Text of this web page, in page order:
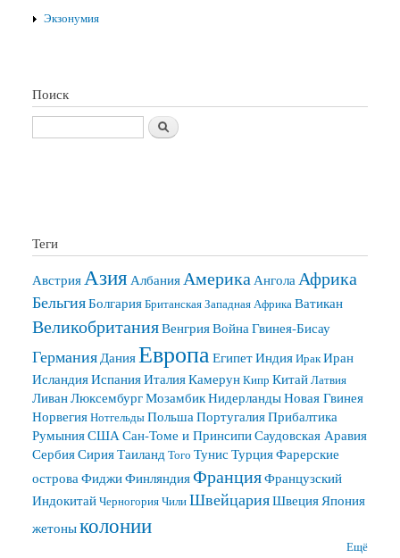
Экзонумия
Поиск
Теги
АвстрияАзия АлбанияАмерикаАнголаАфрика
БельгияБолгарияБританская Западная АфрикаВатикан
ВеликобританияВенгрияВойнаГвинея-Бисау
ГерманияДанияЕвропаЕгипетИндияИракИран
ИсландияИспанияИталияКамерунКипр КитайЛатвия
ЛиванЛюксембургМозамбикНидерландыНовая Гвинея
НорвегияНотгельдыПольшаПортугалияПрибалтика
РумынияСШАСан-Томе и ПринсипиСаудовская Аравия
СербияСирияТаиландТого ТунисТурцияФарерские
островаФиджиФинляндияФранцияФранцузский
ИндокитайЧерногорияЧилиШвейцарияШвецияЯпония
жетоныколонии
Ещё